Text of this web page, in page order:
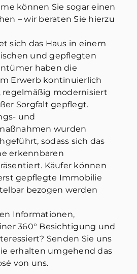
können Sie sogar einen
– wir beraten Sie hierzu
sich das Haus in einem
und gepflegten
haben die
Erwerb kontinuierlich
regelmäßig modernisiert
Sorgfalt gepflegt.
und
wurden
sodass sich das
erkennbaren
Käufer können
gepflegte Immobilie
bezogen werden
Informationen,
360° Besichtigung und
Senden Sie uns
erhalten umgehend das
von uns.